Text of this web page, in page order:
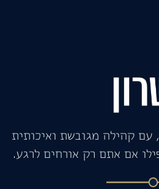
עם קהילה מגובשת ואיכותית
אם אתם רק אורחים לרגע.